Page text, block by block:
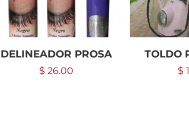
DELINEADOR PROSA
$ 26.00
TOLDO
$